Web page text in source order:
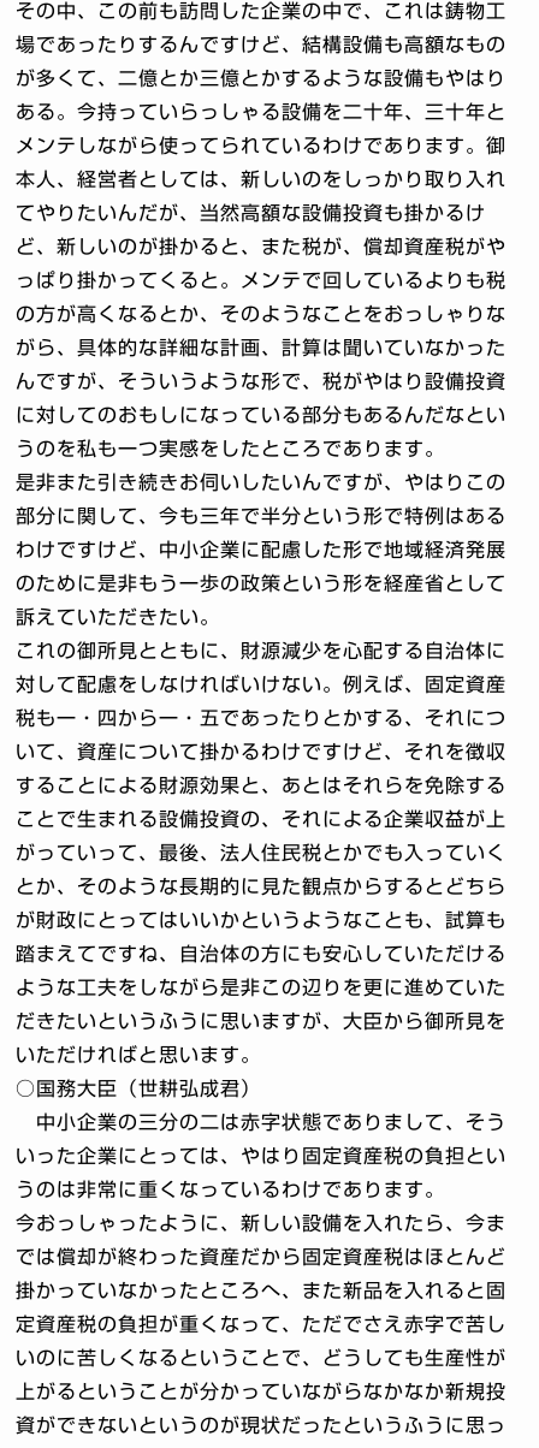
その中、この前も訪問した企業の中で、これは鋳物工
場であったりするんですけど、結構設備も高額なもの
が多くて、二億とか三億とかするような設備もやはり
ある。今持っていらっしゃる設備を二十年、三十年と
メンテしながら使ってられているわけであります。御
本人、経営者としては、新しいのをしっかり取り入れ
てやりたいんだが、当然高額な設備投資も掛かるけ
ど、新しいのが掛かると、また税が、償却資産税がや
っぱり掛かってくると。メンテで回しているよりも税
の方が高くなるとか、そのようなことをおっしゃりな
がら、具体的な詳細な計画、計算は聞いていなかった
んですが、そういうような形で、税がやはり設備投資
に対してのおもしになっている部分もあるんだなとい
うのを私も一つ実感をしたところであります。
是非また引き続きお伺いしたいんですが、やはりこの
部分に関して、今も三年で半分という形で特例はある
わけですけど、中小企業に配慮した形で地域経済発展
のために是非もう一歩の政策という形を経産省として
訴えていただきたい。
これの御所見とともに、財源減少を心配する自治体に
対して配慮をしなければいけない。例えば、固定資産
税も一・四から一・五であったりとかする、それにつ
いて、資産について掛かるわけですけど、それを徴収
することによる財源効果と、あとはそれらを免除する
ことで生まれる設備投資の、それによる企業収益が上
がっていって、最後、法人住民税とかでも入っていく
とか、そのような長期的に見た観点からするとどちら
が財政にとってはいいかというようなことも、試算も
踏まえてですね、自治体の方にも安心していただける
ような工夫をしながら是非この辺りを更に進めていた
だきたいというふうに思いますが、大臣から御所見を
いただければと思います。
○国務大臣（世耕弘成君）
中小企業の三分の二は赤字状態でありまして、そう
いった企業にとっては、やはり固定資産税の負担とい
うのは非常に重くなっているわけであります。
今おっしゃったように、新しい設備を入れたら、今ま
では償却が終わった資産だから固定資産税はほとんど
掛かっていなかったところへ、また新品を入れると固
定資産税の負担が重くなって、ただでさえ赤字で苦し
いのに苦しくなるということで、どうしても生産性が
上がるということが分かっていながらなかなか新規投
資ができないというのが現状だったというふうに思っ